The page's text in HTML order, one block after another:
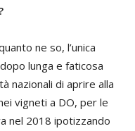
ne so, l’unica
lunga e faticosa
nazionali di aprire alla
vigneti a DO, per le
nel 2018 ipotizzando